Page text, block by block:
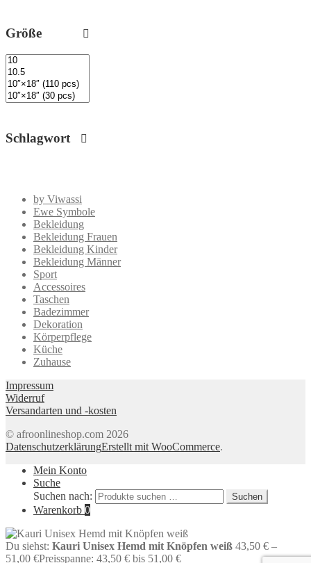
Größe
Schlagwort
by Viwassi
Ewe Symbole
Bekleidung
Bekleidung Frauen
Bekleidung Kinder
Bekleidung Männer
Sport
Accessoires
Taschen
Badezimmer
Dekoration
Körperpflege
Küche
Zuhause
Impressum
Widerruf
Versandarten und -kosten
© afroonlineshop.com 2026
DatenschutzerklärungErstellt mit WooCommerce.
Mein Konto
Suche
Suchen nach:
Suchen
Warenkorb 0
Du siehst: Kauri Unisex Hemd mit Knöpfen weiß 43,50 € –
51,00 €Preisspanne: 43,50 € bis 51,00 €